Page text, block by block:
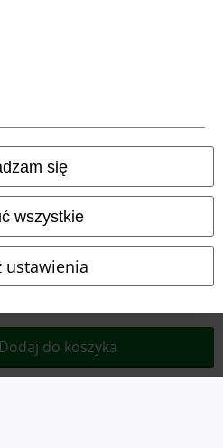
się
wszystkie
ustawienia
Dodaj do koszyka
środowiska
od umowy
VAT. Nie zawierająkosztów